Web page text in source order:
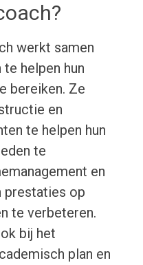
werkt samen
helpen hun
bereiken. Ze
en
te helpen hun
te
en
prestaties op
te verbeteren.
bij het
plan en